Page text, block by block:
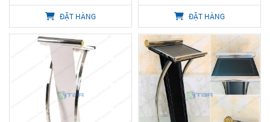
ĐẶT HÀNG ĐẶT HÀNG